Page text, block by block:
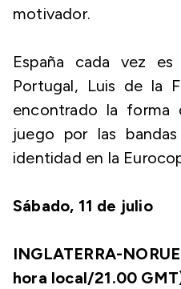
motivador.
España cada vez
Portugal, Luis de la
encontrado la
juego por las
identidad en la
Sábado, 11 de julio
INGLATERRA-
hora local/21.00